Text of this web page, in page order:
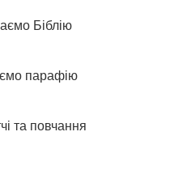
Біблію
парафію
та повчання